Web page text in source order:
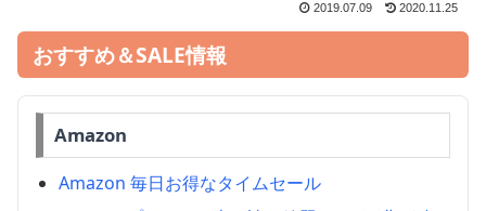
2019.07.09 2020.11.25
おすすめ＆SALE情報
Amazon
Amazon 毎日お得なタイムセール